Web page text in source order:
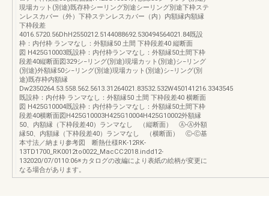
現場カット(別途)既存枠シーリング別途シーリング別途下枠ステ
ンレスカバー（外）下枠ステンレスカバー（内）内額縁内額縁
下枠段差
4016.5720.56DhH2550212.5144088692.530494564021.84既設
枠：内付枠 ランマなし：外額縁50 土間 下枠段差40 縦断面
図 H425G10003既設枠：内付枠ランマなし：外額縁50土間下枠
段差40縦断面図329シ−リング(別途)現場カット(別途)シ−リング
(別途)外額縁50シ−リング(別途)現場カット(別途)シ−リング(別
途)既存枠内額縁
Dw2350264.53.558.562.5613.31264021.83532.532W450141216.3343545
既設枠：内付枠 ランマなし：外額縁50 土間 下枠段差40 横断面
図 H425G10004既設枠：内付枠ランマなし：外額縁50土間下枠
段差40横断面図H425G10003H425G10004H425G10002外額縁
50、内額縁（下枠段差40）ランマなし （縦断面） Ⓐ-Ⓐ外額
縁50、内額縁（下枠段差40）ランマなし （横断面） Ⓒ-Ⓒ基
本寸法／納まり参考図 断熱仕様RK-12RK-
13TD1700_RK0012to0022_MacCC2018.indd12-
132020/07/0110:06※カタログの改編により表紙の絵柄が変更に
なる場合があります。